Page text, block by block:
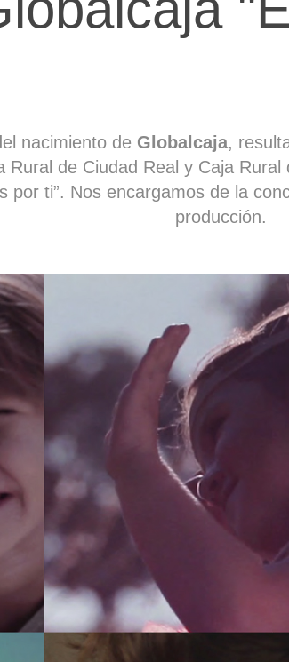
nacimiento de Globalcaja,
Rural de Ciudad Real y Caja
por ti”. Nos encargamos de la
producción.